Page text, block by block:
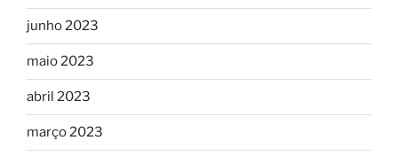
junho 2023
maio 2023
abril 2023
março 2023